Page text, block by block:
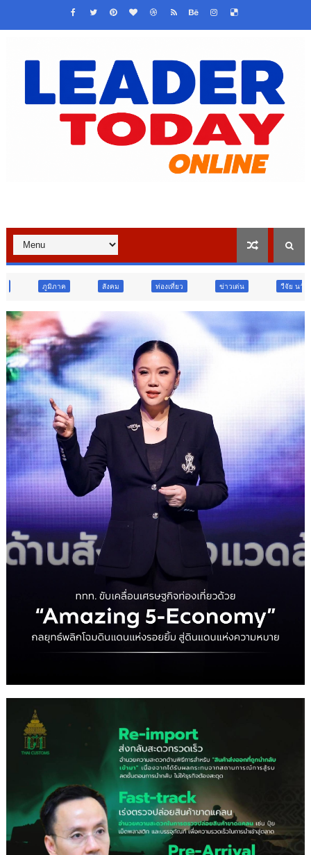
สังคม ท่องเที่ยว ข่าวเด่น วืจัย นวัตกรรม สังคม